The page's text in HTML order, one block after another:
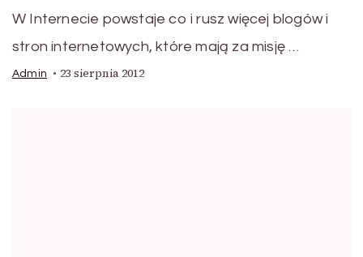
W Internecie powstaje co i rusz więcej blogów i
stron internetowych, które mają za misję …
Admin 23 sierpnia 2012